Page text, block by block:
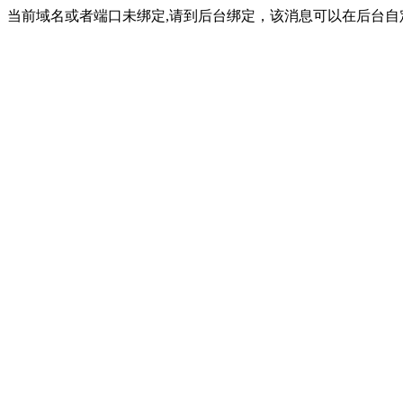
当前域名或者端口未绑定,请到后台绑定，该消息可以在后台自